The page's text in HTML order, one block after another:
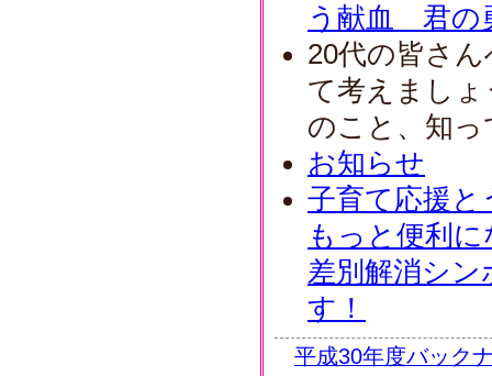
う献血 君の
20代の皆さ
て考えまし
のこと、知
お知らせ
子育て応援
もっと便利
差別解消シ
す！
平成30年度バック